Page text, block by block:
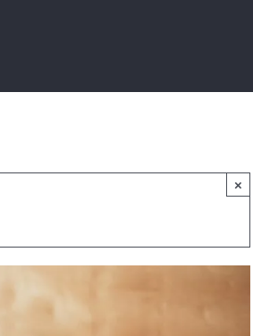
×